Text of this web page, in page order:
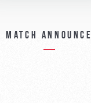
Match announce